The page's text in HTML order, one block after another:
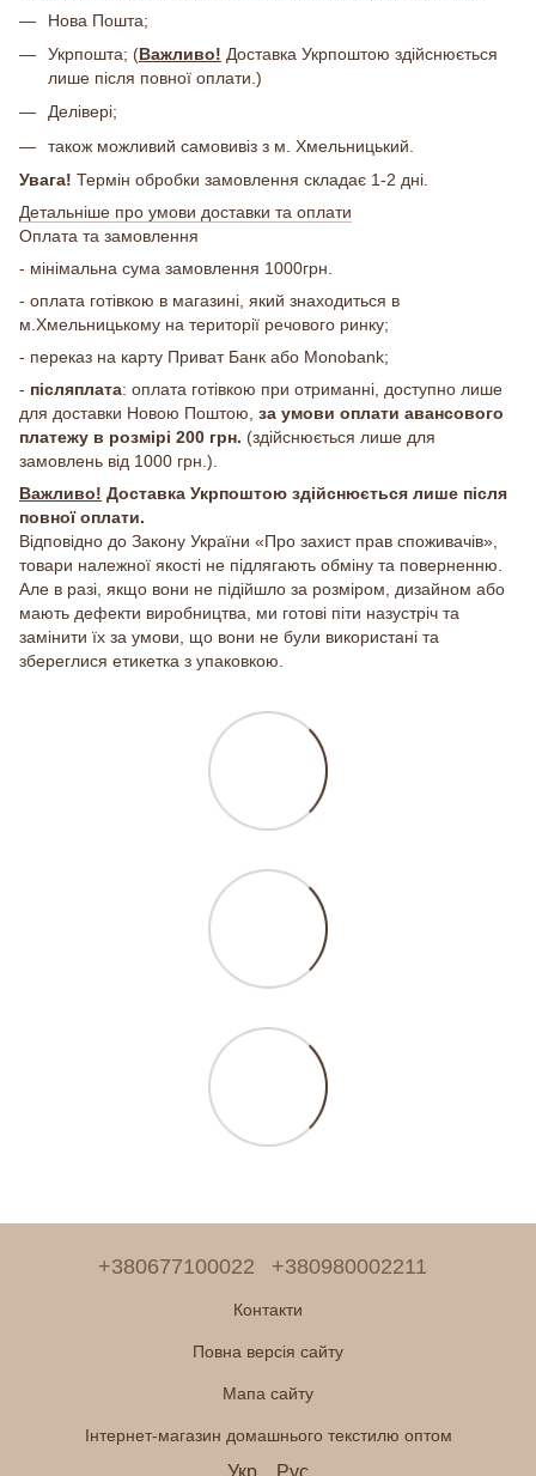
Нова Пошта;
Укрпошта; (Важливо! Доставка Укрпоштою здійснюється
лише після повної оплати.)
Делівері;
також можливий самовивіз з м. Хмельницький.
Увага! Термін обробки замовлення складає 1-2 дні.
Детальніше про умови доставки та оплати
Оплата та замовлення
- мінімальна сума замовлення 1000грн.
- оплата готівкою в магазині, який знаходиться в
м.Хмельницькому на території речового ринку;
- переказ на карту Приват Банк або Monobank;
- післяплата: оплата готівкою при отриманні, доступно лише
для доставки Новою Поштою, за умови оплати авансового
платежу в розмірі 200 грн. (здійснюється лише для
замовлень від 1000 грн.).
Важливо! Доставка Укрпоштою здійснюється лише після
повної оплати.
Відповідно до Закону України «Про захист прав споживачів»,
товари належної якості не підлягають обміну та поверненню.
Але в разі, якщо вони не підійшло за розміром, дизайном або
мають дефекти виробництва, ми готові піти назустріч та
замінити їх за умови, що вони не були використані та
збереглися етикетка з упаковкою.
+380677100022 +380980002211
Контакти
Повна версія сайту
Мапа сайту
Інтернет-магазин домашнього текстилю оптом